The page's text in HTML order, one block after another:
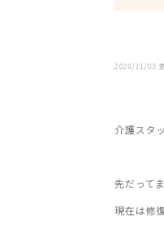
2020/11/03
介護スタ
先だって
現在は修